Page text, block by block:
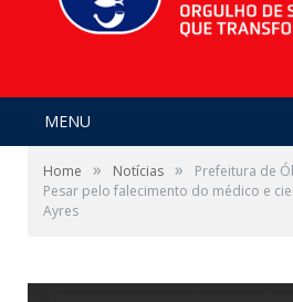
MENU
Home » Notícias »
Prefeitura de
Pesar pelo falecimento do médico e
Ayres